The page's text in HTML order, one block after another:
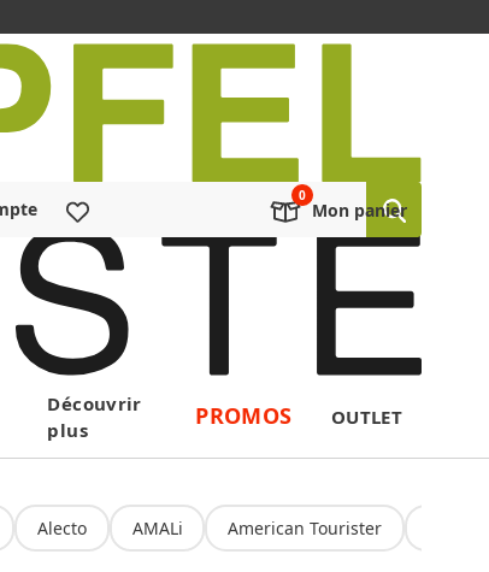
Mon panier
Découvrir
plus
PROMOS OUTLET
Alecto AMALi American Tourister